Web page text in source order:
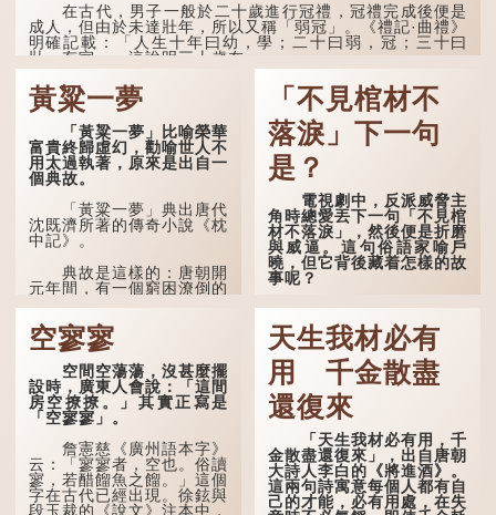
頤」。《禮記.曲禮上》：
「百年曰期頤。」鄭玄註：
「期，猶要也；頤，養也。
不知衣服食味，孝子要盡養
道...
在古代，男子一般於二十歲進行冠禮，冠禮完成後便是
成人，但由於未達壯年，所以又稱「弱冠」。《禮記·曲禮》
明確記載：「人生十年曰幼，學；二十曰弱，冠；三十曰
壯，有室。」這說明三十歲在...
黃粱一夢
「黃粱一夢」比喻榮華
富貴終歸虛幻，勸喻世人不
用太過執著，原來是出自一
個典故。
「黃粱一夢」典出唐代
沈既濟所著的傳奇小說《枕
中記》。
典故是這樣的：唐朝開
元年間，有一個窮困潦倒的
中經過一間旅店休息，碰巧
遇到一位呂姓道士，兩人暢
談甚歡。
言談間，盧姓書生感慨
自己雖貴為讀書人，但一直
未能考取功名，仍然貧困，
感到十分落泊。於是，道士
拿出一個青瓷枕頭，讓...
「不見棺材不
落淚」下一句
是？
電視劇中，反派威脅主
角時總愛丟下一句「不見棺
材不落淚」，然後便是折磨
與威逼。這句俗語家喻戶
曉，但它背後藏着怎樣的故
事呢？
「不見棺材不落淚」的
原句，有說法是「不見棺材
不下淚」或「不見親棺不下
淚」，出自明朝蘭陵笑笑生
所著的《金瓶梅詞話》第九
十八回。原意是指人未親眼
見到親人棺木，便不會真正
感到悲傷；後來引申為比喻
人執迷不悟，不到徹底失
敗，便不肯罷休。
許多人對這上半句耳熟
能詳，但它其實還有下半句
——「不到黃河心不死」...
空寥寥
空間空蕩蕩，沒甚麼擺
設時，廣東人會說：「這間
房空撩撩。」其實正寫是
「空寥寥」。
詹憲慈《廣州語本字》
云：「寥寥者，空也。俗讀
寥，若醋餾魚之餾。」這個
字在古代已經出現。徐鉉與
段玉裁的《說文》注本中，
天生我材必有
用 千金散盡
還復來
「天生我材必有用，千
金散盡還復來」，出自唐朝
大詩人李白的《將進酒》。
這兩句詩寓意每個人都有自
己的才能，必有用處，在失